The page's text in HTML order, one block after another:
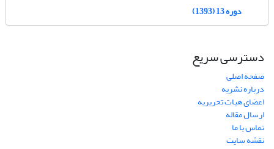
دوره 13 (1393)
دسترسی سریع
صفحه اصلی
درباره نشریه
اعضای هیات تحریریه
ارسال مقاله
تماس با ما
نقشه سایت